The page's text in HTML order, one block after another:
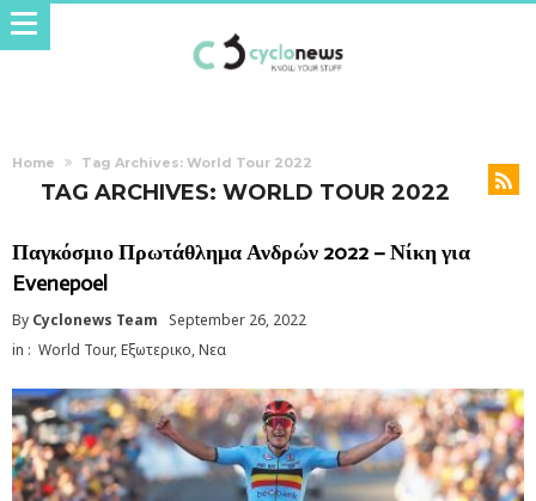
Home Tag Archives: World Tour 2022
TAG ARCHIVES: WORLD TOUR 2022
Παγκόσμιο Πρωτάθλημα Ανδρών 2022 – Νίκη για
Evenepoel
By Cyclonews Team
September 26, 2022
in : World Tour,Εξωτερικο,Νεα